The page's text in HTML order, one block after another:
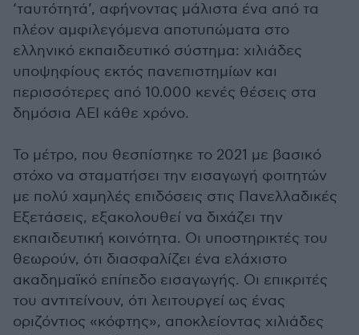
‘ταυτότητά’, αφήνοντας μάλιστα ένα από τα
πλέον αμφιλεγόμενα αποτυπώματα στο
ελληνικό εκπαιδευτικό σύστημα: χιλιάδες
υποψηφίους εκτός πανεπιστημίων και
περισσότερες από 10.000 κενές θέσεις στα
δημόσια ΑΕΙ κάθε χρόνο.
Το μέτρο, που θεσπίστηκε το 2021 με βασικό
στόχο να σταματήσει την εισαγωγή φοιτητών
με πολύ χαμηλές επιδόσεις στις Πανελλαδικές
Εξετάσεις, εξακολουθεί να διχάζει την
εκπαιδευτική κοινότητα. Οι υποστηρικτές του
θεωρούν, ότι διασφαλίζει ένα ελάχιστο
ακαδημαϊκό επίπεδο εισαγωγής. Οι επικριτές
του αντιτείνουν, ότι λειτουργεί ως ένας
οριζόντιος «κόφτης», αποκλείοντας χιλιάδες